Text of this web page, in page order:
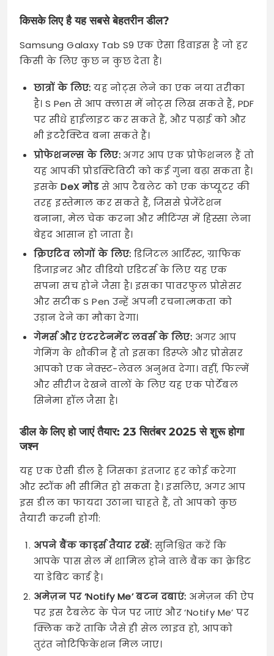
किसके लिए है यह सबसे बेहतरीन डील?
Samsung Galaxy Tab S9 एक ऐसा डिवाइस है जो हर
किसी के लिए कुछ न कुछ देता है।
छात्रों के लिए: यह नोट्स लेने का एक नया तरीका
है। S Pen से आप क्लास में नोट्स लिख सकते हैं, PDF
पर सीधे हाईलाइट कर सकते हैं, और पढ़ाई को और
भी इंटरैक्टिव बना सकते हैं।
प्रोफेशनल्स के लिए:अगर आप एक प्रोफेशनल हैं तो
यह आपकी प्रोडक्टिविटी को कई गुना बढ़ा सकता है।
इसकेDeX मोडसे आप टैबलेट को एक कंप्यूटर की
तरह इस्तेमाल कर सकते हैं, जिससे प्रेजेंटेशन
बनाना, मेल चेक करना और मीटिंग्स में हिस्सा लेना
बेहद आसान हो जाता है।
क्रिएटिव लोगों के लिए: डिजिटल आर्टिस्ट, ग्राफिक
डिजाइनर और वीडियो एडिटर्स के लिए यह एक
सपना सच होने जैसा है। इसका पावरफुल प्रोसेसर
और सटीक S Pen उन्हें अपनी रचनात्मकता को
उड़ान देने का मौका देगा।
गेमर्स और एंटरटेनमेंट लवर्स के लिए: अगर आप
गेमिंग के शौकीन हैं तो इसका डिस्प्ले और प्रोसेसर
आपको एक नेक्स्ट-लेवल अनुभव देगा। वहीं, फिल्में
और सीरीज देखने वालों के लिए यह एक पोर्टेबल
सिनेमा हॉल जैसा है।
डील के लिए हो जाएं तैयार: 23 सितंबर 2025 से शुरू होगा
जश्न
यह एक ऐसी डील है जिसका इंतजार हर कोई करेगा
और स्टॉक भी सीमित हो सकता है। इसलिए, अगर आप
इस डील का फायदा उठाना चाहते हैं, तो आपको कुछ
तैयारी करनी होगी:
अपने बैंक कार्ड्स तैयार रखें: सुनिश्चित करें कि
आपके पास सेल में शामिल होने वाले बैंक का क्रेडिट
या डेबिट कार्ड है।
अमेज़न पर ‘Notify Me’ बटन दबाएं: अमेज़न की ऐप
पर इस टैबलेट के पेज पर जाएं और ‘Notify Me’ पर
क्लिक करें ताकि जैसे ही सेल लाइव हो, आपको
तुरंत नोटिफिकेशन मिल जाए।